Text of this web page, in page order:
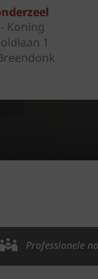
Koning
1
Professionele